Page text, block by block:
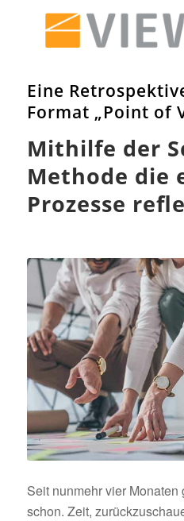
Eine
Format „Point of
Mithilfe der
Methode die
Prozesse
Seit nunmehr vier
schon. Zeit,